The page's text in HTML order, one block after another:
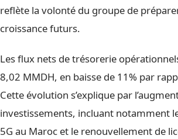
reflète la volonté du groupe de
croissance futurs.
Les flux nets de trésorerie
8,02 MMDH, en baisse de 11% par
Cette évolution s’explique par
investissements, incluant notamment
5G au Maroc et le renouvellement de